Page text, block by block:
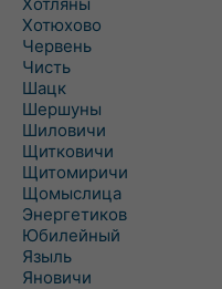
Хотюхово
Червень
Чисть
Шацк
Шершуны
Шиловичи
Щитковичи
Щитомиричи
Щомыслица
Энергетиков
Юбилейный
Языль
Яновичи